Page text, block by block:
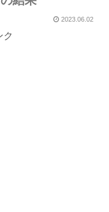
2023.06.02
ク